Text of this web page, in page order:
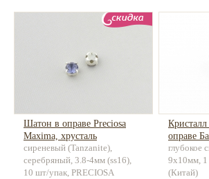
Шатон в оправе Preciosa
Maxima, хрусталь
сиреневый (Tanzanite),
серебряный, 3.8-4мм (ss16),
10 шт/упак, PRECIOSA
оправе
глубокое
9х10мм,
(Китай)